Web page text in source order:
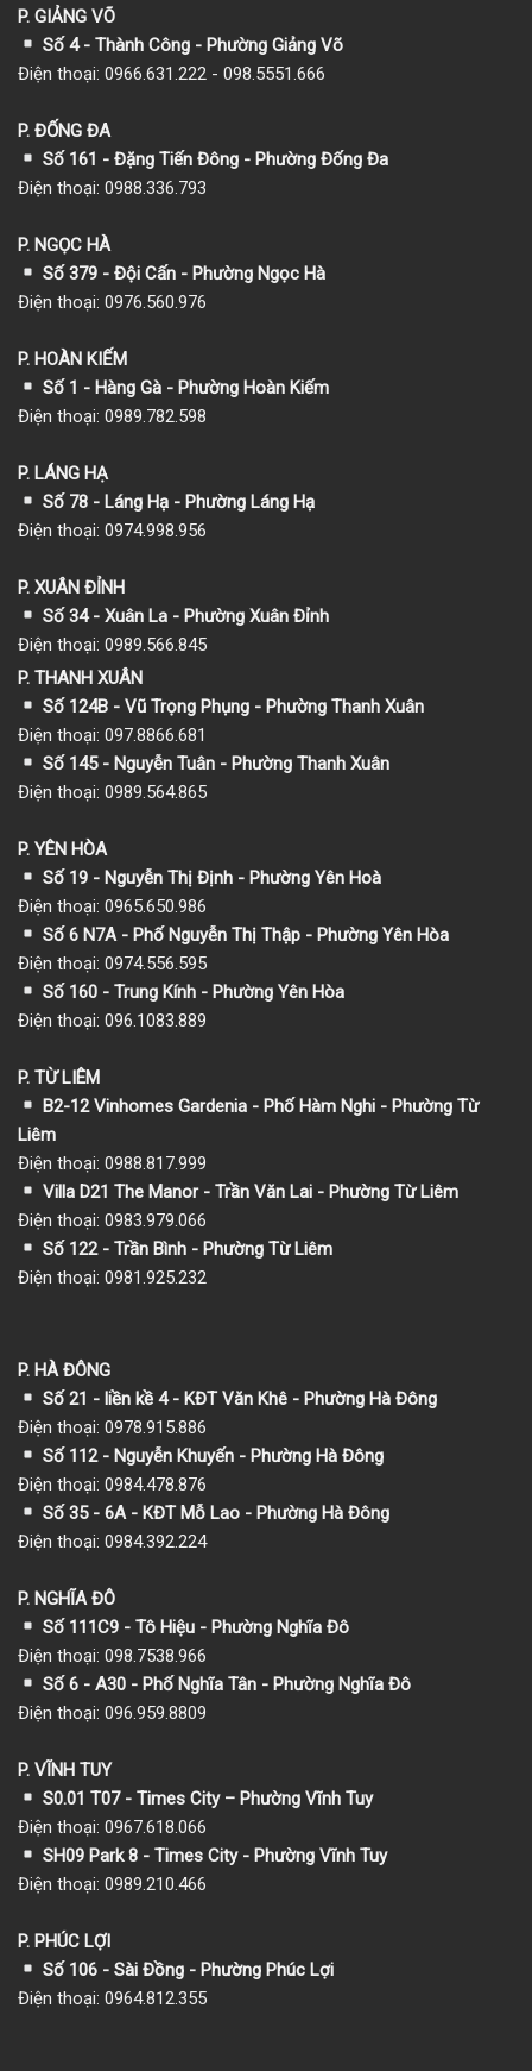
P. GIẢNG VÕ
Số 4 - Thành Công - Phường Giảng Võ
Điện thoại: 0966.631.222 - 098.5551.666
P. ĐỐNG ĐA
Số 161 - Đặng Tiến Đông - Phường Đống Đa
Điện thoại: 0988.336.793
P. NGỌC HÀ
Số 379 - Đội Cấn - Phường Ngọc Hà
Điện thoại: 0976.560.976
P. HOÀN KIẾM
Số 1 - Hàng Gà - Phường Hoàn Kiếm
Điện thoại: 0989.782.598
P. LÁNG HẠ
Số 78 - Láng Hạ - Phường Láng Hạ
Điện thoại: 0974.998.956
P. XUÂN ĐỈNH
Số 34 - Xuân La - Phường Xuân Đỉnh
Điện thoại: 0989.566.845
P. THANH XUÂN
Số 124B - Vũ Trọng Phụng - Phường Thanh Xuân
Điện thoại: 097.8866.681
Số 145 - Nguyễn Tuân - Phường Thanh Xuân
Điện thoại: 0989.564.865
P. YÊN HÒA
Số 19 - Nguyễn Thị Định - Phường Yên Hoà
Điện thoại: 0965.650.986
Số 6 N7A - Phố Nguyễn Thị Thập - Phường Yên Hòa
Điện thoại: 0974.556.595
Số 160 - Trung Kính - Phường Yên Hòa
Điện thoại: 096.1083.889
P. TỪ LIÊM
B2-12 Vinhomes Gardenia - Phố Hàm Nghi - Phường Từ
Liêm
Điện thoại: 0988.817.999
Villa D21 The Manor - Trần Văn Lai - Phường Từ Liêm
Điện thoại: 0983.979.066
Số 122 - Trần Bình - Phường Từ Liêm
Điện thoại: 0981.925.232
P. HÀ ĐÔNG
Số 21 - liền kề 4 - KĐT Văn Khê - Phường Hà Đông
Điện thoại: 0978.915.886
Số 112 - Nguyễn Khuyến - Phường Hà Đông
Điện thoại: 0984.478.876
Số 35 - 6A - KĐT Mỗ Lao - Phường Hà Đông
Điện thoại: 0984.392.224
P. NGHĨA ĐÔ
Số 111C9 - Tô Hiệu - Phường Nghĩa Đô
Điện thoại: 098.7538.966
Số 6 - A30 - Phố Nghĩa Tân - Phường Nghĩa Đô
Điện thoại: 096.959.8809
P. VĨNH TUY
S0.01 T07 - Times City – Phường Vĩnh Tuy
Điện thoại: 0967.618.066
SH09 Park 8 - Times City - Phường Vĩnh Tuy
Điện thoại: 0989.210.466
P. PHÚC LỢI
Số 106 - Sài Đồng - Phường Phúc Lợi
Điện thoại: 0964.812.355